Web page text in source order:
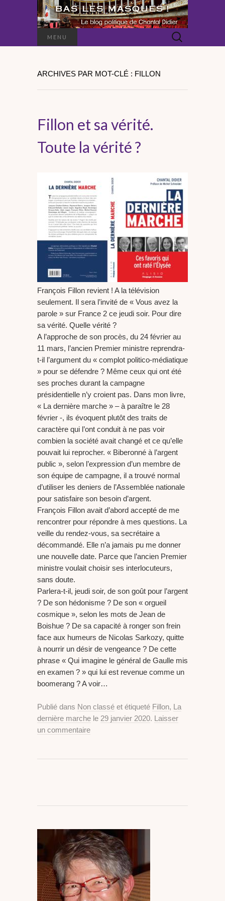
MENU Rechercher :
ARCHIVES PAR MOT-CLÉ : FILLON
Fillon et sa vérité.
Toute la vérité ?
François Fillon revient ! A la télévision
seulement. Il sera l’invité de « Vous avez la
parole » sur France 2 ce jeudi soir. Pour dire
sa vérité. Quelle vérité ?
A l’approche de son procès, du 24 février au
11 mars, l’ancien Premier ministre reprendra-
t-il l’argument du « complot politico-médiatique
» pour se défendre ? Même ceux qui ont été
ses proches durant la campagne
présidentielle n’y croient pas. Dans mon livre,
« La dernière marche » – à paraître le 28
février -, ils évoquent plutôt des traits de
caractère qui l’ont conduit à ne pas voir
combien la société avait changé et ce qu’elle
pouvait lui reprocher. « Biberonné à l’argent
public », selon l’expression d’un membre de
son équipe de campagne, il a trouvé normal
d’utiliser les deniers de l’Assemblée nationale
pour satisfaire son besoin d’argent.
François Fillon avait d’abord accepté de me
rencontrer pour répondre à mes questions. La
veille du rendez-vous, sa secrétaire a
décommandé. Elle n’a jamais pu me donner
une nouvelle date. Parce que l’ancien Premier
ministre voulait choisir ses interlocuteurs,
sans doute.
Parlera-t-il, jeudi soir, de son goût pour l’argent
? De son hédonisme ? De son « orgueil
cosmique », selon les mots de Jean de
Boishue ? De sa capacité à ronger son frein
face aux humeurs de Nicolas Sarkozy, quitte
à nourrir un désir de vengeance ? De cette
phrase « Qui imagine le général de Gaulle mis
en examen ? » qui lui est revenue comme un
boomerang ? A voir…
Publié dans Non classé et étiqueté Fillon, La
dernière marche le 29 janvier 2020. Laisser
un commentaire